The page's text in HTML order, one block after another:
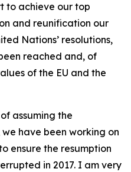
to achieve our top
and reunification our
Nations’ resolutions,
reached and, of
of the EU and the
assuming the
have been working on
ensure the resumption
in 2017. I am very